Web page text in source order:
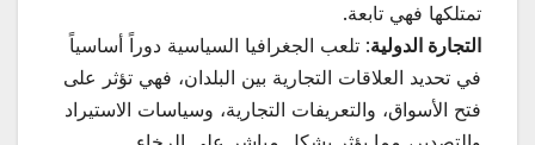
تمتلكها فهي تابعة.
التجارة الدولية: تلعب الجغرافيا السياسية دوراً أساسياً
في تحديد العلاقات التجارية بين البلدان، فهي تؤثر على
فتح الأسواق، والتعريفات التجارية، وسياسات الاستيراد